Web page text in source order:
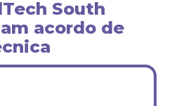
South
acordo de